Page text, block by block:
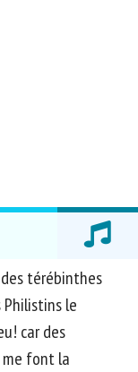
térébinthes
Philistins le
car des
me font la